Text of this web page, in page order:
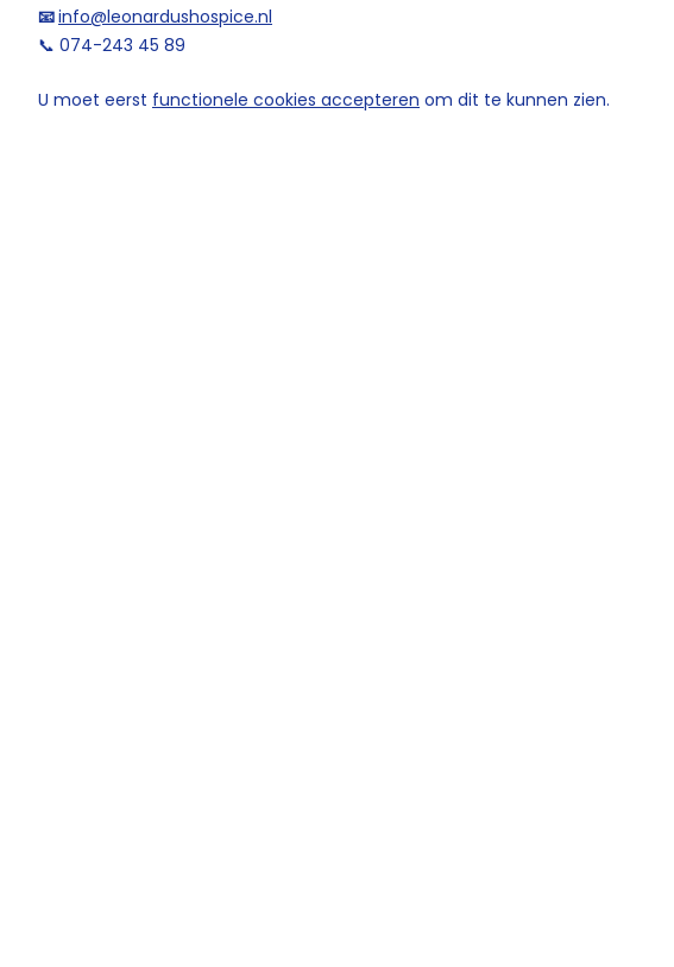
📧info@leonardushospice.nl
📞 074-243 45 89
U moet eerst functionele cookies accepteren om dit te kunnen zien.